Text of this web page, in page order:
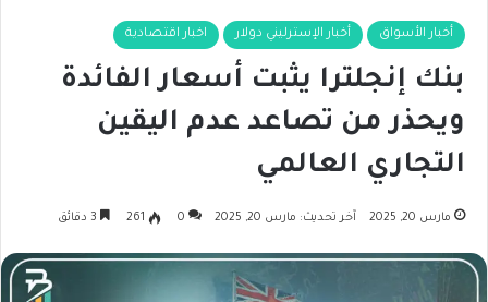
أخبار الأسواق أخبار الإسترليني دولار اخبار اقتصادية
بنك إنجلترا يثبت أسعار الفائدة
ويحذر من تصاعد عدم اليقين
التجاري العالمي
مارس 20, 2025 آخر تحديث: مارس 20, 2025 0
261